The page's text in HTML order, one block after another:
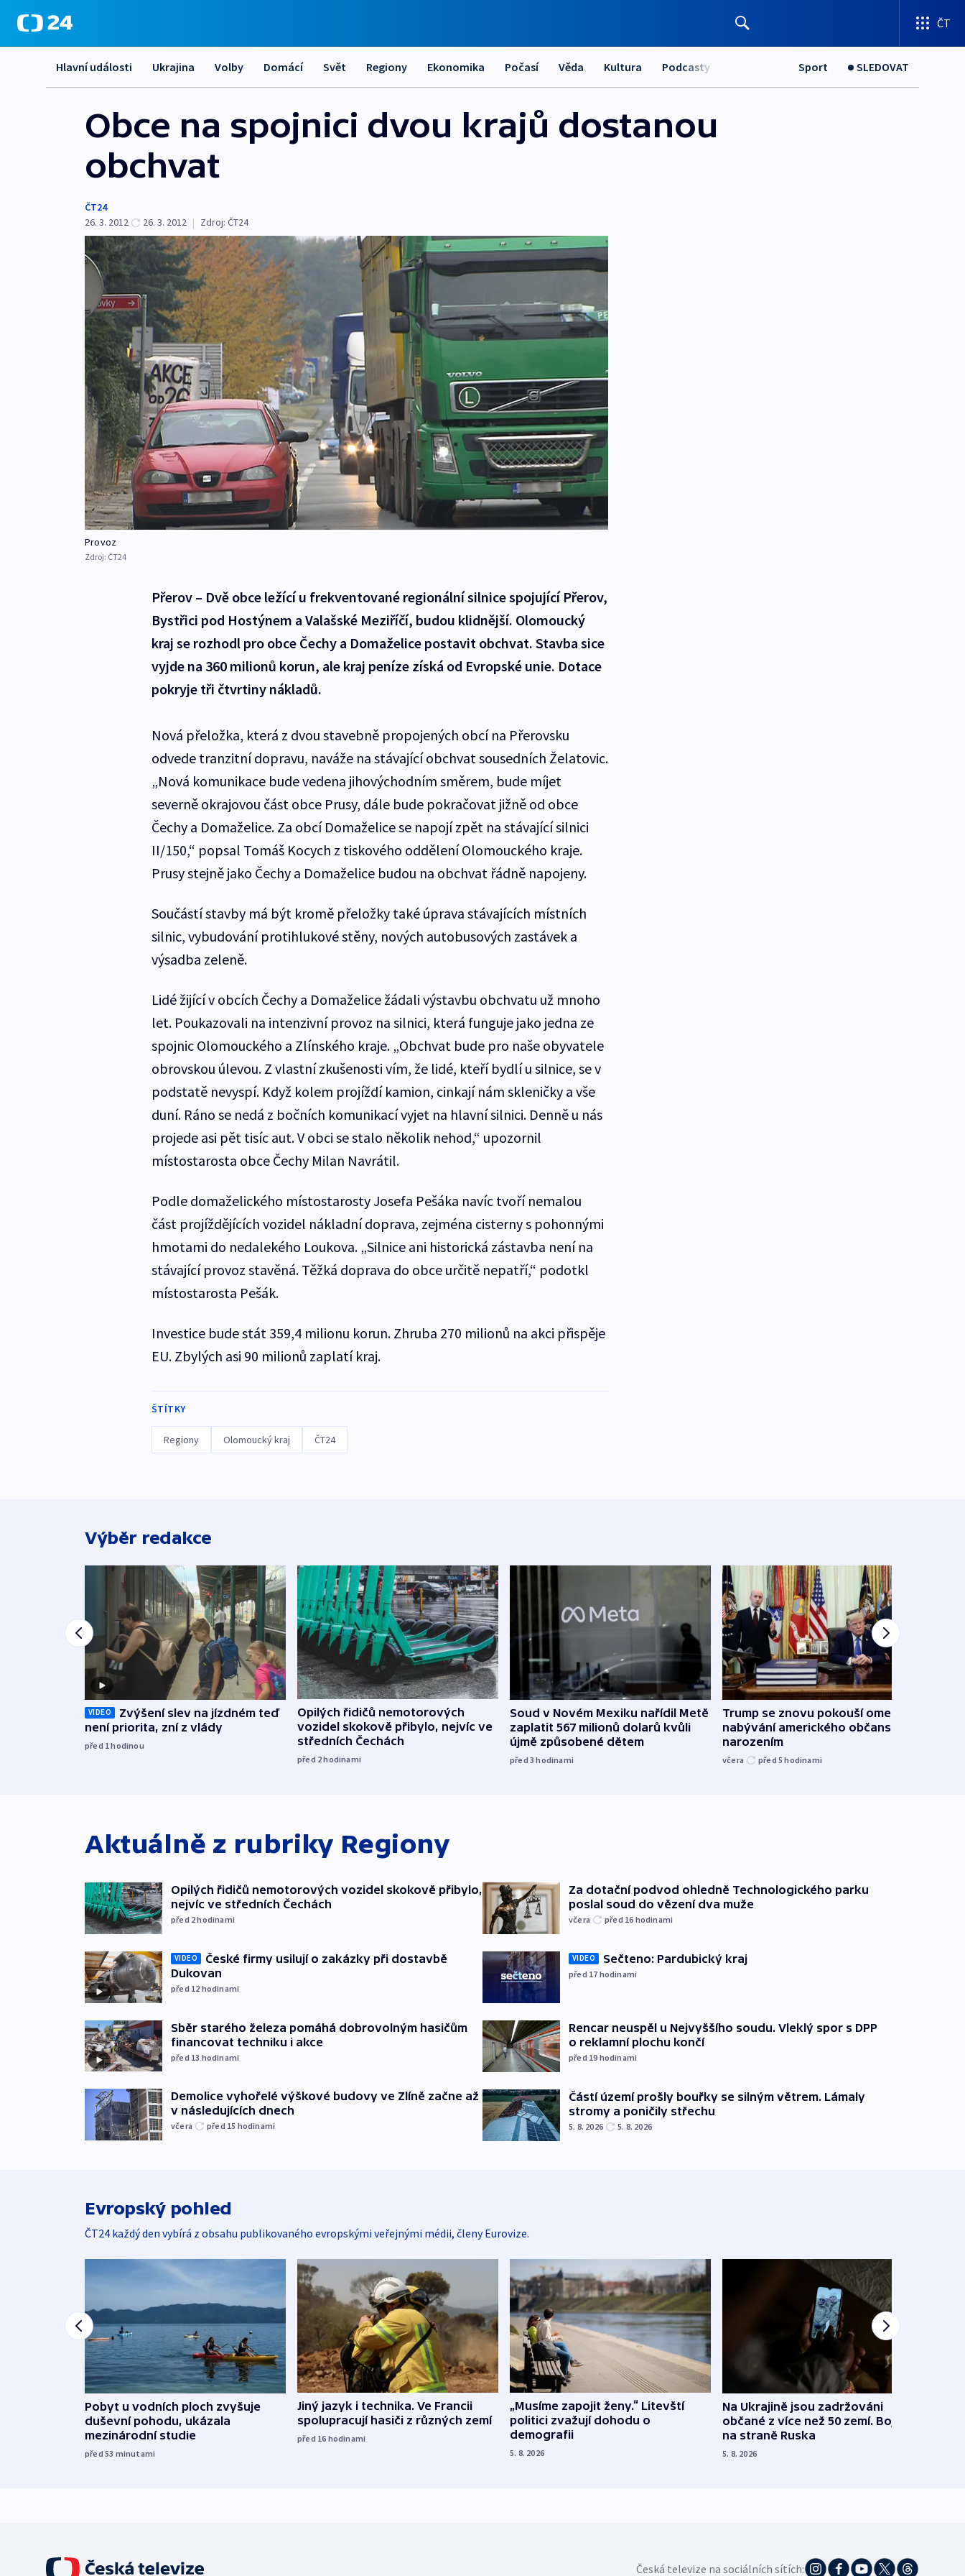
ČT
Hlavní události Ukrajina Volby Domácí Svět Regiony Ekonomika Počasí Věda Kultura Podcasty Sport SLEDOVAT
Obce na spojnici dvou krajů dostanou
obchvat
ČT24
26. 3. 2012
26. 3. 2012 | Zdroj: ČT24
Provoz
Zdroj: ČT24
Přerov – Dvě obce ležící u frekventované regionální silnice spojující Přerov,
Bystřici pod Hostýnem a Valašské Meziříčí, budou klidnější. Olomoucký
kraj se rozhodl pro obce Čechy a Domaželice postavit obchvat. Stavba sice
vyjde na 360 milionů korun, ale kraj peníze získá od Evropské unie. Dotace
pokryje tři čtvrtiny nákladů.
Nová přeložka, která z dvou stavebně propojených obcí na Přerovsku
odvede tranzitní dopravu, naváže na stávající obchvat sousedních Želatovic.
„Nová komunikace bude vedena jihovýchodním směrem, bude míjet
severně okrajovou část obce Prusy, dále bude pokračovat jižně od obce
Čechy a Domaželice. Za obcí Domaželice se napojí zpět na stávající silnici
II/150,“ popsal Tomáš Kocych z tiskového oddělení Olomouckého kraje.
Prusy stejně jako Čechy a Domaželice budou na obchvat řádně napojeny.
Součástí stavby má být kromě přeložky také úprava stávajících místních
silnic, vybudování protihlukové stěny, nových autobusových zastávek a
výsadba zeleně.
Lidé žijící v obcích Čechy a Domaželice žádali výstavbu obchvatu už mnoho
let. Poukazovali na intenzivní provoz na silnici, která funguje jako jedna ze
spojnic Olomouckého a Zlínského kraje. „Obchvat bude pro naše obyvatele
obrovskou úlevou. Z vlastní zkušenosti vím, že lidé, kteří bydlí u silnice, se v
podstatě nevyspí. Když kolem projíždí kamion, cinkají nám skleničky a vše
duní. Ráno se nedá z bočních komunikací vyjet na hlavní silnici. Denně u nás
projede asi pět tisíc aut. V obci se stalo několik nehod,“ upozornil
místostarosta obce Čechy Milan Navrátil.
Podle domaželického místostarosty Josefa Pešáka navíc tvoří nemalou
část projíždějících vozidel nákladní doprava, zejména cisterny s pohonnými
hmotami do nedalekého Loukova. „Silnice ani historická zástavba není na
stávající provoz stavěná. Těžká doprava do obce určitě nepatří,“ podotkl
místostarosta Pešák.
Investice bude stát 359,4 milionu korun. Zhruba 270 milionů na akci přispěje
EU. Zbylých asi 90 milionů zaplatí kraj.
ŠTÍTKY
Regiony Olomoucký kraj ČT24
Výběr redakce
VIDEO
Zvýšení slev na jízdném teď
není priorita, zní z vlády
před 1hodinou
Opilých řidičů nemotorových
vozidel skokově přibylo, nejvíc ve
středních Čechách
před 2hodinami
Soud v Novém Mexiku nařídil Metě
zaplatit 567 milionů dolarů kvůli
újmě způsobené dětem
před 3hodinami
Trump se znovu pokouší omezit
nabývání amerického občanství
narozením
včera před 5hodinami
Aktuálně z rubriky Regiony
Opilých řidičů nemotorových vozidel skokově přibylo,
nejvíc ve středních Čechách
před 2hodinami
VIDEO
České firmy usilují o zakázky při dostavbě
Dukovan
před 12 hodinami
Sběr starého železa pomáhá dobrovolným hasičům
financovat techniku i akce
před 13 hodinami
Demolice vyhořelé výškové budovy ve Zlíně začne až
v následujících dnech
včera před 15 hodinami
Za dotační podvod ohledně Technologického parku
poslal soud do vězení dva muže
včera před 16 hodinami
VIDEO Sečteno: Pardubický kraj
před 17 hodinami
Rencar neuspěl u Nejvyššího soudu. Vleklý spor s DPP
o reklamní plochu končí
před 19 hodinami
Částí území prošly bouřky se silným větrem. Lámaly
stromy a poničily střechu
5. 8. 2026 5. 8. 2026
Evropský pohled
ČT24 každý den vybírá z obsahu publikovaného evropskými veřejnými médii, členy Eurovize.
Pobyt u vodních ploch zvyšuje
duševní pohodu, ukázala
mezinárodní studie
před 53 minutami
Jiný jazyk i technika. Ve Francii
spolupracují hasiči z různých zemí
před 16 hodinami
„Musíme zapojit ženy.“ Litevští
politici zvažují dohodu o
demografii
5. 8. 2026
Na Ukrajině jsou zadržováni
občané z více než 50 zemí. Bojovali
na straně Ruska
5. 8. 2026
Česká televize na sociálních sítích: